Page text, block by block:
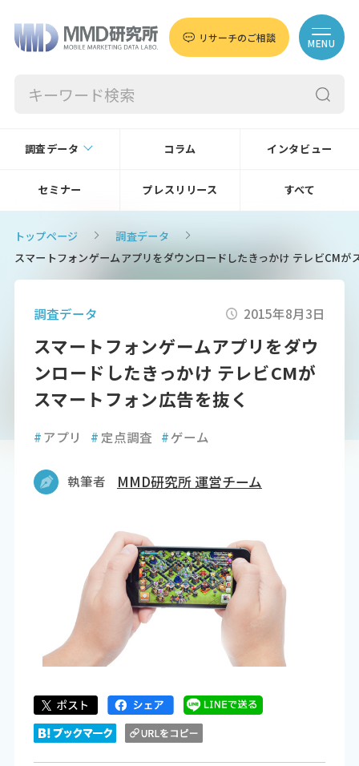
リサーチのご相談 MENU
調査データ コラム インタビュー
セミナー プレスリリース すべて
トップページ
調査データ
スマートフォンゲームアプリをダウンロードしたきっかけ テレビCMが
調査データ 2015年8月3日
スマートフォンゲームアプリをダウ
ンロードしたきっかけ テレビCMが
スマートフォン広告を抜く
#アプリ # 定点調査 #ゲーム
執筆者 MMD研究所 運営チーム